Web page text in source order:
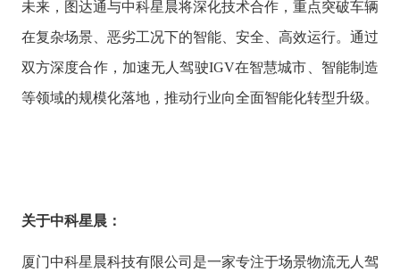
未来，图达通与中科星晨将深化技术合作，重点突破车辆
在复杂场景、恶劣工况下的智能、安全、高效运行。通过
双方深度合作，加速无人驾驶IGV在智慧城市、智能制造
等领域的规模化落地，推动行业向全面智能化转型升级。
关于中科星晨：
厦门中科星晨科技有限公司是一家专注于场景物流无人驾